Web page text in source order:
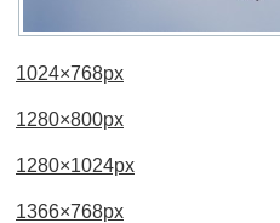
1024×768px
1280×800px
1280×1024px
1366×768px